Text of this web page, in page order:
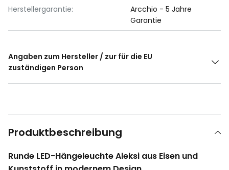
Herstellergarantie:
Arcchio - 5 Jahre
Garantie
Angaben zum Hersteller / zur für die EU
zuständigen Person
Produktbeschreibung
Runde LED-Hängeleuchte Aleksi aus Eisen und